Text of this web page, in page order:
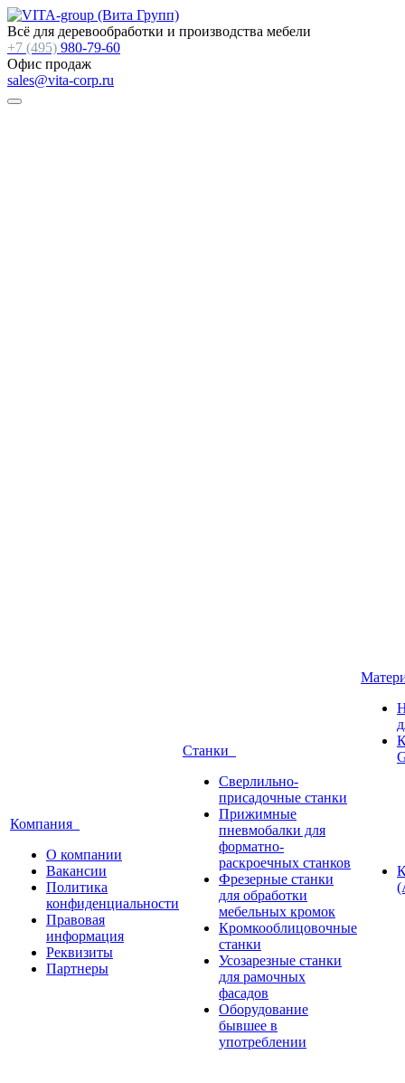
Всё для деревообработки и производства мебели
+7 (495) 980-79-60
Офис продаж
sales@vita-corp.ru
Компания
О компании
Вакансии
Политика
конфиденциальности
Правовая
информация
Реквизиты
Партнеры
Станки
Сверлильно-
присадочные станки
Прижимные
пневмобалки для
форматно-
раскроечных станков
Фрезерные станки
для обработки
мебельных кромок
Кромкооблицовочные
станки
Усозарезные станки
для рамочных
фасадов
Оборудование
бывшее в
употреблении